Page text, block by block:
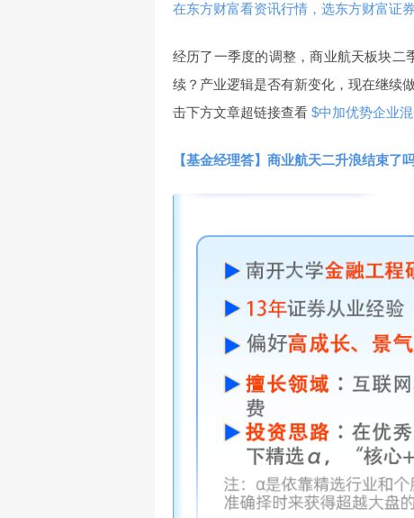
在东方财富看资讯行情，选东方财富证
经历了一季度的调整，商业航天板块二
续？产业逻辑是否有新变化，现在继续
击下方文章超链接查看 $中加优势企业
【基金经理答】商业航天二升浪结束了